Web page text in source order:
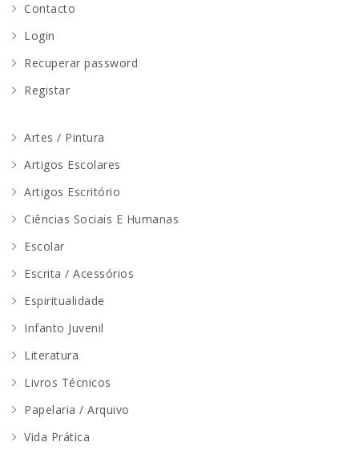
Contacto
Login
Recuperar password
Registar
Artes / Pintura
Artigos Escolares
Artigos Escritório
Ciências Sociais E Humanas
Escolar
Escrita / Acessórios
Espiritualidade
Infanto Juvenil
Literatura
Livros Técnicos
Papelaria / Arquivo
Vida Prática